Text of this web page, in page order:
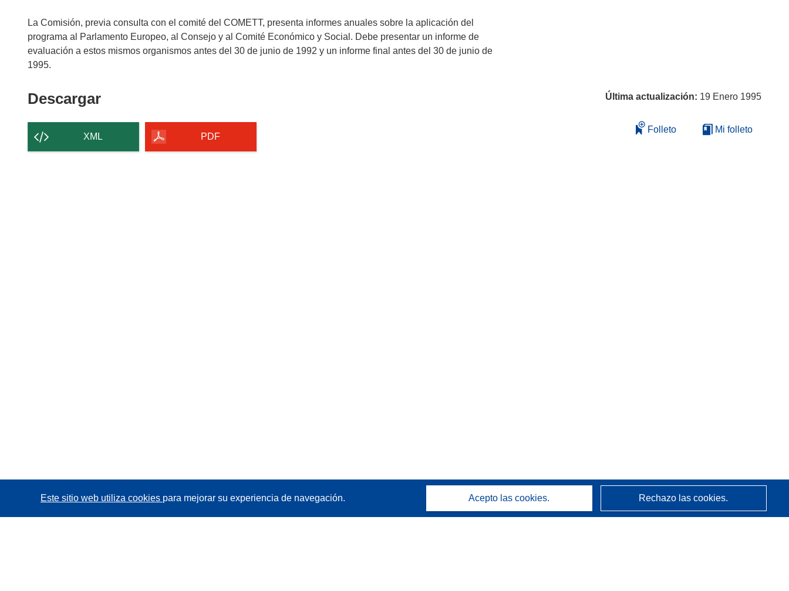
La Comisión, previa consulta con el comité del COMETT, presenta informes anuales sobre la aplicación del
programa al Parlamento Europeo, al Consejo y al Comité Económico y Social. Debe presentar un informe de
evaluación a estos mismos organismos antes del 30 de junio de 1992 y un informe final antes del 30 de junio de
1995.
DescargarDescargar
contenido
de
XML PDF
Última actualización: 19 Enero 1995
Folleto Mi folleto
Este sitio web utiliza cookies para mejorar su experiencia de navegación. Acepto las cookies. Rechazo las cookies.